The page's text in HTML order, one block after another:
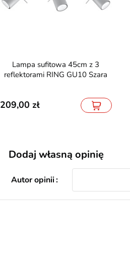
Lampa sufitowa 45cm z 3
reflektorami RING GU10 Szara
209,00
Dodaj własną opinię
Autor opinii